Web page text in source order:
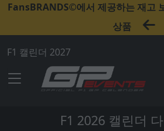
FansBRANDS©에서 제공하는 재고
상품
F1 캘린더 2027
F1 2026 캘린더